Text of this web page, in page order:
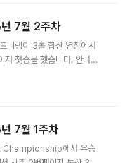
위권내에서는 아리야주
, 8위에 올랐습니다. 10위
(7), 전인지(9), 장하나(..
7월 2주차
니랭이 3홀 합산 연장에서
첫승을 했습니다. 안나노
승을 내 줘야 했습니다.
서 충분히 가능성을 본 대
20계단 상승한 20위에 올
4계단 상승하며 11위에
7월 1주차
Championship에서 우승